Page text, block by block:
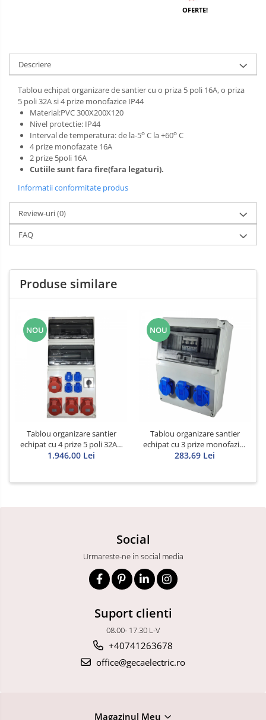
OFERTE!
Descriere
Tablou echipat organizare de santier cu o priza 5 poli 16A, o priza
5 poli 32A si 4 prize monofazice IP44
Material:PVC 300X200X120
Nivel protectie: IP44
Interval de temperatura: de la-5o C la +60o C
4 prize monofazate 16A
2 prize 5poli 16A
Cutiile sunt fara fire(fara legaturi).
Informatii conformitate produs
Review-uri(0)
FAQ
Produse similare
NOU
Tablou organizare santier
echipat cu 4 prize 5 poli 32A 4
prize schuko si intrerupator
1.946,00 Lei
NOU
Tablou organizare santier
echipat cu 3 prize monofazice
schuko 16A
283,69 Lei
Social
Urmareste-ne in social media
Suport clienti
08.00- 17.30 L-V
+40741263678
office@gecaelectric.ro
Magazinul Meu